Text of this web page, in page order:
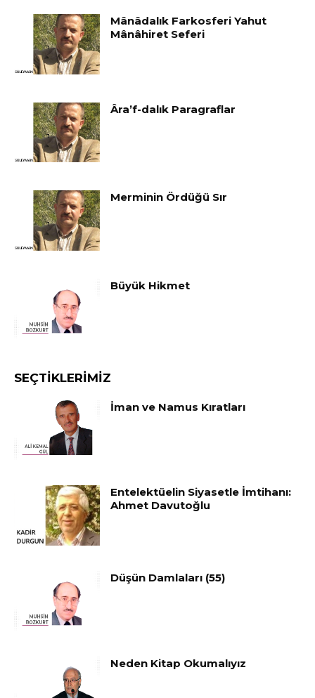
Mânâdalık Farkosferi Yahut
Mânâhiret Seferi
Âra’f-dalık Paragraflar
Merminin Ördüğü Sır
Büyük Hikmet
SEÇTIKLERIMIZ
İman ve Namus Kıratları
Entelektüelin Siyasetle İmtihanı:
Ahmet Davutoğlu
Düşün Damlaları (55)
Neden Kitap Okumalıyız